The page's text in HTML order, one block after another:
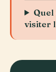
visiter